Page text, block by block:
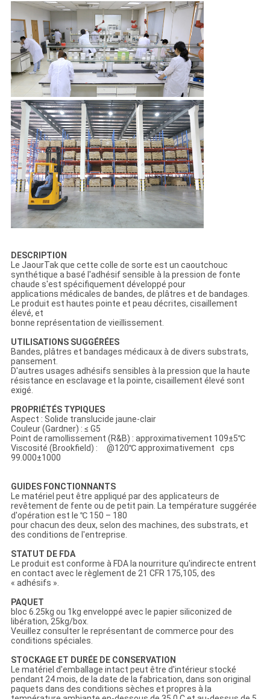
DESCRIPTION
Le JaourTak que cette colle de sorte est un caoutchouc
synthétique a basé l'adhésif sensible à la pression de fonte
chaude s'est spécifiquement développé pour
applications médicales de bandes, de plâtres et de bandages.
Le produit est hautes pointe et peau décrites, cisaillement
élevé, et
bonne représentation de vieillissement.
UTILISATIONS SUGGÉRÉES
Bandes, plâtres et bandages médicaux à de divers substrats,
pansement.
D'autres usages adhésifs sensibles à la pression que la haute
résistance en esclavage et la pointe, cisaillement élevé sont
exigé.
PROPRIÉTÉS TYPIQUES
Aspect : Solide translucide jaune-clair
Couleur (Gardner) : ≤ G5
Point de ramollissement (R&B) : approximativement 109±5℃
Viscosité (Brookfield) : @120℃ approximativement cps
99.000±1000
GUIDES FONCTIONNANTS
Le matériel peut être appliqué par des applicateurs de
revêtement de fente ou de petit pain. La température suggérée
d'opération est le ℃ 150 – 180
pour chacun des deux, selon des machines, des substrats, et
des conditions de l'entreprise.
STATUT DE FDA
Le produit est conforme à FDA la nourriture qu'indirecte entrent
en contact avec le règlement de 21 CFR 175,105, des
« adhésifs ».
PAQUET
bloc 6.25kg ou 1kg enveloppé avec le papier siliconized de
libération, 25kg/box.
Veuillez consulter le représentant de commerce pour des
conditions spéciales.
STOCKAGE ET DURÉE DE CONSERVATION
Le matériel d'emballage intact peut être d'intérieur stocké
pendant 24 mois, de la date de la fabrication, dans son original
paquets dans des conditions sèches et propres à la